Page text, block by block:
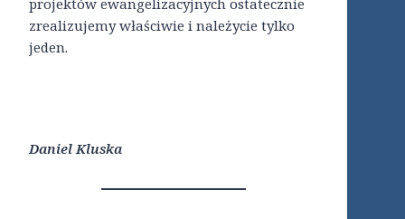
projektów ewangelizacyjnych ostatecznie
zrealizujemy właściwie i należycie tylko
jeden.
Daniel Kluska